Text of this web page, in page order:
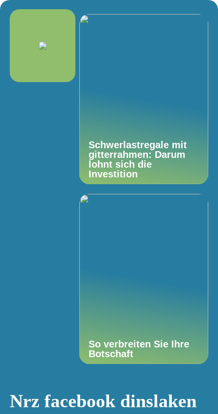
Schwerlastregale mit
gitterrahmen: Darum
lohnt sich die
Investition
So verbreiten Sie Ihre
Botschaft
Nrz facebook dinslaken